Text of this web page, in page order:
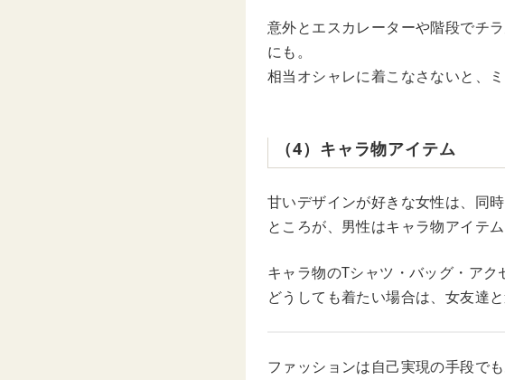
意外とエスカレーターや階段でチ
にも。
相当オシャレに着こなさないと、
（4）キャラ物アイテム
甘いデザインが好きな女性は、同
ところが、男性はキャラ物アイテ
キャラ物のTシャツ・バッグ・アク
どうしても着たい場合は、女友達
ファッションは自己実現の手段で